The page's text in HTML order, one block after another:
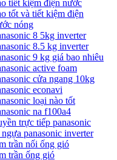
tiết kiệm điện nước
tốt và tiết kiệm điện
nóng
8 5kg inverter
8.5 kg inverter
9 kg giá bao nhiêu
active foam
cửa ngang 10kg
econavi
loại nào tốt
na f100a4
trực tiếp panasonic
panasonic inverter
trần nối ống gió
trần ống gió